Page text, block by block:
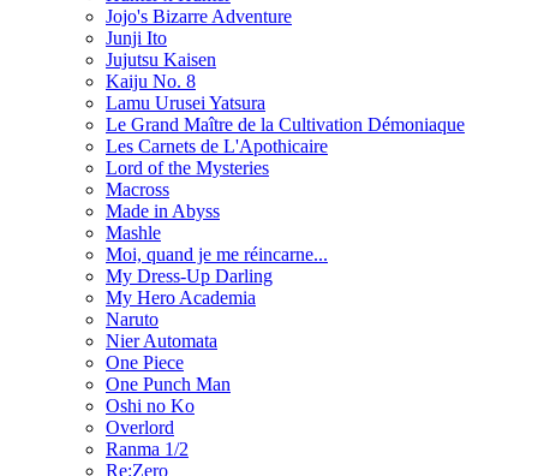
Jojo's Bizarre Adventure
Junji Ito
Jujutsu Kaisen
Kaiju No. 8
Lamu Urusei Yatsura
Le Grand Maître de la Cultivation Démoniaque
Les Carnets de L'Apothicaire
Lord of the Mysteries
Macross
Made in Abyss
Mashle
Moi, quand je me réincarne...
My Dress-Up Darling
My Hero Academia
Naruto
Nier Automata
One Piece
One Punch Man
Oshi no Ko
Overlord
Ranma 1/2
Re:Zero